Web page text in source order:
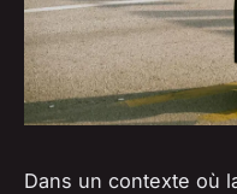
Dans un contexte où